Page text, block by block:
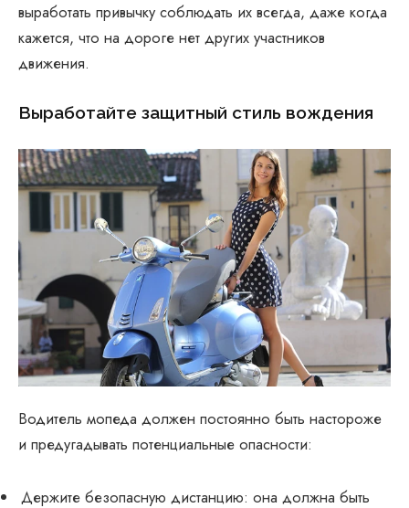
выработать привычку соблюдать их всегда, даже когда
кажется, что на дороге нет других участников
движения.
Выработайте защитный стиль вождения
Водитель мопеда должен постоянно быть настороже
и предугадывать потенциальные опасности:
Держите безопасную дистанцию: она должна быть